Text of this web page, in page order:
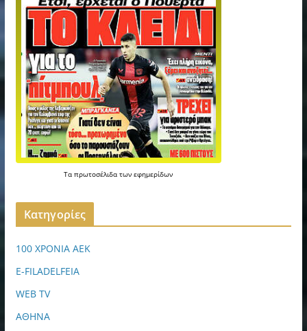
Ταπρωτοσέλιδατωνεφημερίδων
Kατηγορίες
100 ΧΡΟΝΙΑ ΑΕΚ
E-FILADELFEIA
WEB TV
ΑΘΗΝΑ